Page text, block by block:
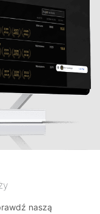
naszą